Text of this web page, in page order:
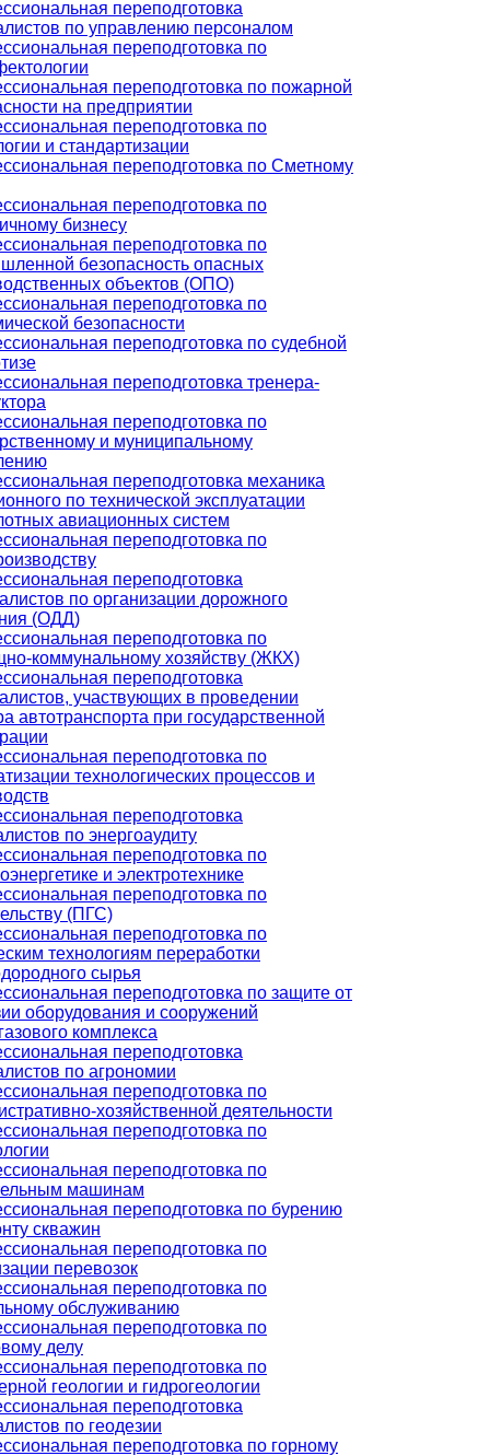
переподготовка
по управлению персоналом
переподготовка по
переподготовка по пожарной
на предприятии
переподготовка по
и стандартизации
переподготовка по Сметному
переподготовка по
бизнесу
переподготовка по
безопасность опасных
объектов (ОПО)
переподготовка по
безопасности
переподготовка по судебной
переподготовка тренера-
переподготовка по
и муниципальному
переподготовка механика
по технической эксплуатации
авиационных систем
переподготовка по
переподготовка
по организации дорожного
(ОДД)
переподготовка по
коммунальному хозяйству (ЖКХ)
переподготовка
участвующих в проведении
автотранспорта при государственной
переподготовка по
технологических процессов и
переподготовка
по энергоаудиту
переподготовка по
и электротехнике
переподготовка по
(ПГС)
переподготовка по
технологиям переработки
сырья
переподготовка по защите от
оборудования и сооружений
комплекса
переподготовка
по агрономии
переподготовка по
хозяйственной деятельности
переподготовка по
переподготовка по
машинам
переподготовка по бурению
скважин
переподготовка по
перевозок
переподготовка по
обслуживанию
переподготовка по
делу
переподготовка по
геологии и гидрогеологии
переподготовка
по геодезии
переподготовка по горному